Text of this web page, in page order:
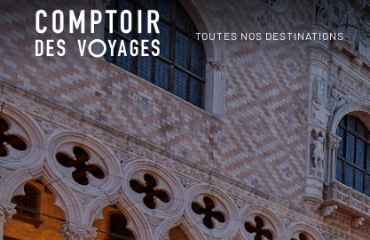
TOUTES NOS DESTINATIONS